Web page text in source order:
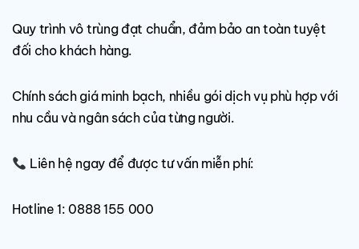
Quy trình vô trùng đạt chuẩn, đảm bảo an toàn tuyệt
đối cho khách hàng.
Chính sách giá minh bạch, nhiều gói dịch vụ phù hợp với
nhu cầu và ngân sách của từng người.
Liên hệ ngay để được tư vấn miễn phí:
Hotline 1: 0888 155 000